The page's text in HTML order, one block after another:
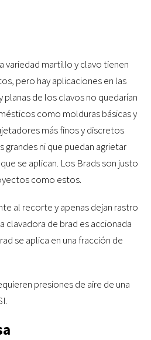
variedad martillo y clavo tienen
pero hay aplicaciones en las
planas de los clavos no quedarían
como molduras básicas y
más finos y discretos
grandes ni que puedan agrietar
se aplican. Los Brads son justo
como estos.
al recorte y apenas dejan rastro
clavadora de brad es accionada
se aplica en una fracción de
presiones de aire de una